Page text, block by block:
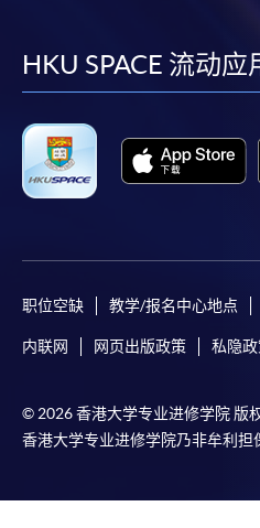
HKU SPACE 流动应
职位空缺 教学/报名中心地点
内联网 网页出版政策 私隐
© 2026 香港大学专业进修学院 版
香港大学专业进修学院乃非牟利担